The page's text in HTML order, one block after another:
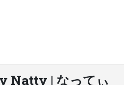
Natty | なってぃ